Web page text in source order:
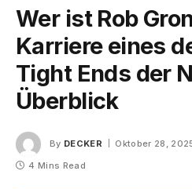
Wer ist Rob
Karriere eines
Tight Ends der
Überblick
By DECKER Oktober 28,
4 Mins Read